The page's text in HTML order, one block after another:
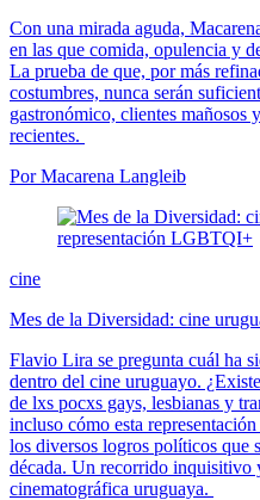
Con una mirada aguda,
en las que comida, opulencia y
La prueba de que, por más
costumbres, nunca serán
gastronómico, clientes mañosos
recientes.
Por Macarena Langleib
cine
Mes de la Diversidad: cine
Flavio Lira se pregunta cuál ha
dentro del cine uruguayo.
de lxs pocxs gays, lesbianas y
incluso cómo esta
los diversos logros políticos que
década. Un recorrido inquisitivo
cinematográfica uruguaya.